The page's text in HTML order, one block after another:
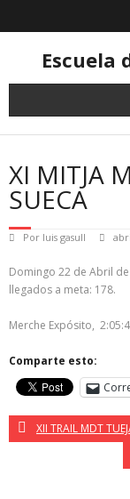
Escuela
XI MITJA
SUECA
Por luis gasull
Domingo 22 de Abril
llegados a meta: 178.
Merche Expósito,
Comparte esto:
XII TRAIL MDT